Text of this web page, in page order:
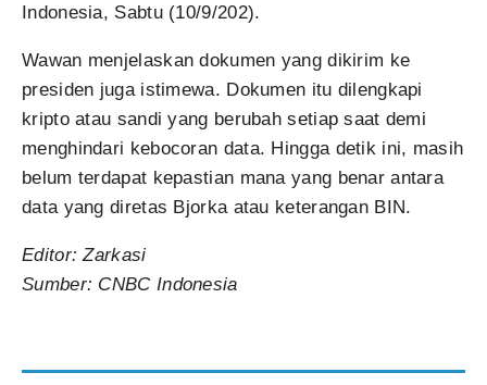
Indonesia, Sabtu (10/9/202).
Wawan menjelaskan dokumen yang dikirim ke
presiden juga istimewa. Dokumen itu dilengkapi
kripto atau sandi yang berubah setiap saat demi
menghindari kebocoran data. Hingga detik ini, masih
belum terdapat kepastian mana yang benar antara
data yang diretas Bjorka atau keterangan BIN.
Editor: Zarkasi
Sumber: CNBC Indonesia